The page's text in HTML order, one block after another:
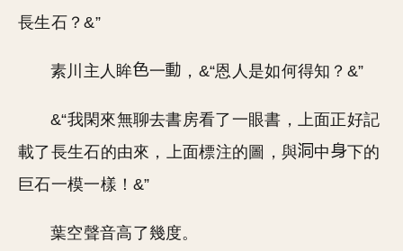
長生石？&”
素川主人眸 一 ，&“恩人是如何得知？&”
&“我閑來無聊去書房看了一眼書，上面正好記
載了長生石的由來，上面標注的圖，與
中
下的
巨石一模一樣！&”
葉空聲音高了幾度。